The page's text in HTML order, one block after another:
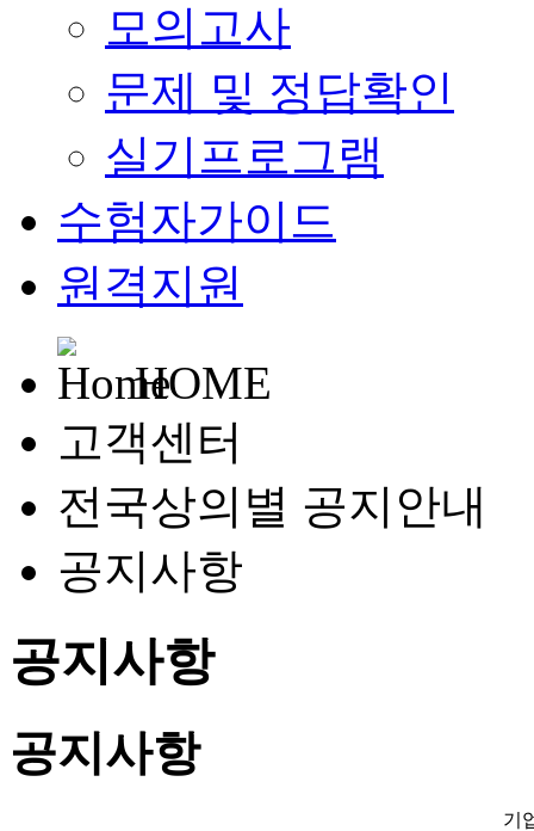
모의고사
문제 및 정답확인
실기프로그램
수험자가이드
원격지원
HOME
고객센터
전국상의별 공지안내
공지사항
공지사항
공지사항
기